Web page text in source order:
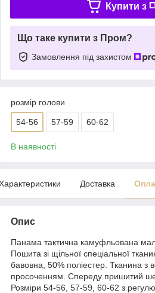
Купити з
Що таке купити з Пром?
Замовлення під захистом
розмір голови
54-56 57-59 60-62
В наявності
Доставка
Опис
Панама тактична камуфльована
Пошита зі щільної спеціальної
бавовна, 50% поліестер. Тканина з
просоченням. Спереду пришитий
Розміри 54-56, 57-59, 60-62 з